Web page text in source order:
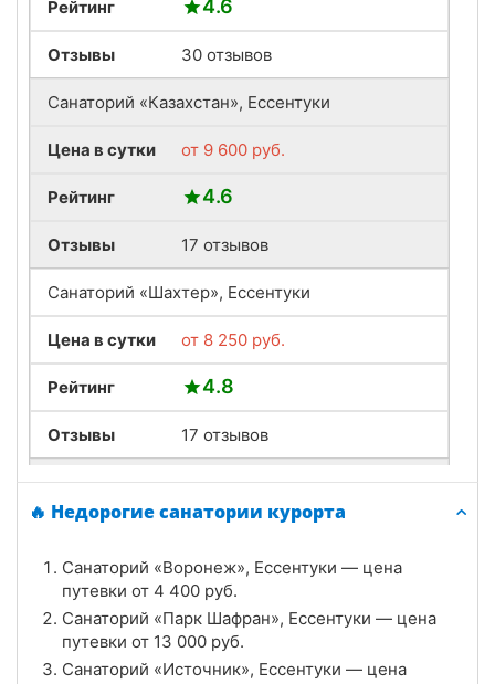
Рейтинг 4.6
Отзывы 30 отзывов
Санаторий «Казахстан», Ессентуки
Цена в сутки от 9 600 руб.
Рейтинг 4.6
Отзывы 17 отзывов
Санаторий «Шахтер», Ессентуки
Цена в сутки от 8 250 руб.
Рейтинг 4.8
Отзывы 17 отзывов
Санаторий «Сеченова», Ессентуки
Рейтинг 4.6
Отзывы 28 отзывов
Санаторий «Источник», Ессентуки
🔥 Недорогие санатории курорта
Санаторий «Воронеж», Ессентуки — цена
путевки от 4 400 руб.
Санаторий «Парк Шафран», Ессентуки — цена
путевки от 13 000 руб.
Санаторий «Источник», Ессентуки — цена